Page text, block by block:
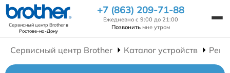
Сервисный центр Brotherв
Ростове-на-Дону
+7 (863) 209-71-88
Ежедневно с 9:00 до 21:00
Позвонить мне утром
Сервисный центр Brother Каталог устройств